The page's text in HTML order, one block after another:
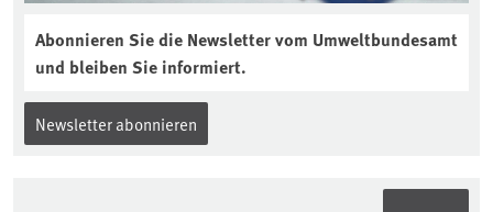
Abonnieren Sie die Newsletter vom Umweltbundesamt
und bleiben Sie informiert.
Newsletter abonnieren